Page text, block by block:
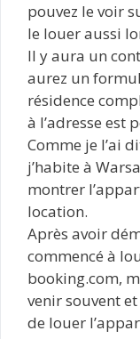
pouvez le voir
le louer aussi
Il y aura un
aurez un
résidence
à l’adresse est
Comme je l’ai
j’habite à
montrer
location.
Après avoir
commencé à
booking.com,
venir souvent
de louer